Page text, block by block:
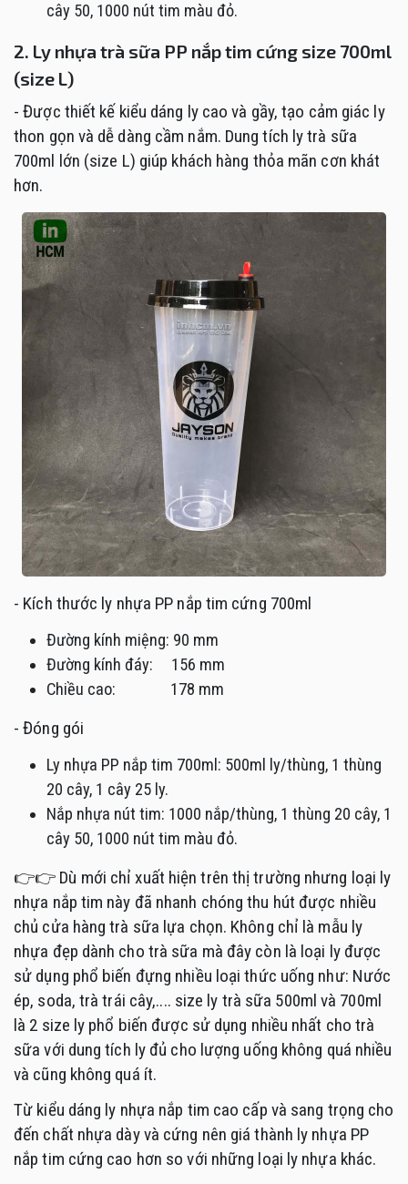
cây 50, 1000 nút tim màu đỏ.
2. Ly nhựa trà sữa PP nắp tim cứng size 700ml
(size L)
- Được thiết kế kiểu dáng ly cao và gầy, tạo cảm giác ly
thon gọn và dễ dàng cầm nắm. Dung tích ly trà sữa
700ml lớn (size L) giúp khách hàng thỏa mãn cơn khát
hơn.
- Kích thước ly nhựa PP nắp tim cứng 700ml
Đường kính miệng: 90 mm
Đường kính đáy: 156 mm
Chiều cao: 178 mm
- Đóng gói
Ly nhựa PP nắp tim 700ml: 500ml ly/thùng, 1 thùng
20 cây, 1 cây 25 ly.
Nắp nhựa nút tim: 1000 nắp/thùng, 1 thùng 20 cây, 1
cây 50, 1000 nút tim màu đỏ.
👉👉 Dù mới chỉ xuất hiện trên thị trường nhưng loại ly
nhựa nắp tim này đã nhanh chóng thu hút được nhiều
chủ cửa hàng trà sữa lựa chọn. Không chỉ là mẫu ly
nhựa đẹp dành cho trà sữa mà đây còn là loại ly được
sử dụng phổ biến đựng nhiều loại thức uống như: Nước
ép, soda, trà trái cây,.... size ly trà sữa 500ml và 700ml
là 2 size ly phổ biến được sử dụng nhiều nhất cho trà
sữa với dung tích ly đủ cho lượng uống không quá nhiều
và cũng không quá ít.
Từ kiểu dáng ly nhựa nắp tim cao cấp và sang trọng cho
đến chất nhựa dày và cứng nên giá thành ly nhựa PP
nắp tim cứng cao hơn so với những loại ly nhựa khác.